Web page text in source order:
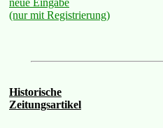
neue Eingabe
(nur mit Registrierung)
Historische
Zeitungsartikel